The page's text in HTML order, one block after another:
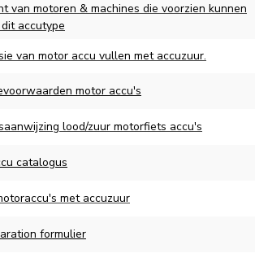
van motoren & machines die voorzien kunnen
accutype
van motor accu vullen met accuzuur.
motor accu's
lood/zuur motorfiets accu's
catalogus
met accuzuur
formulier